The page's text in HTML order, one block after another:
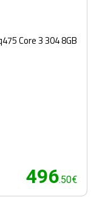
Core 3 304 8GB
496.50€